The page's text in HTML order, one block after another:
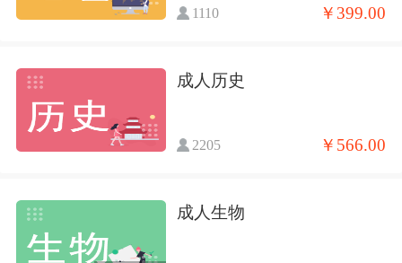
1110 ￥399.00
成人历史
2205 ￥566.00
成人生物